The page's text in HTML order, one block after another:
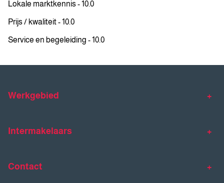
Lokale marktkennis - 10.0
Prijs / kwaliteit - 10.0
Service en begeleiding - 10.0
Werkgebied
Intermakelaars
Contact